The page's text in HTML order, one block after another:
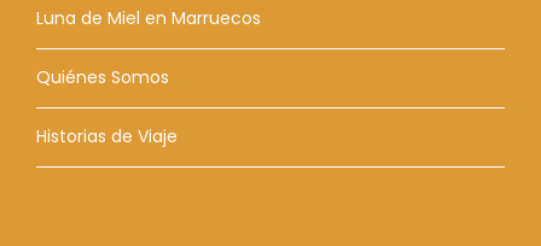
Luna de Miel en Marruecos
Quiénes Somos
Historias de Viaje